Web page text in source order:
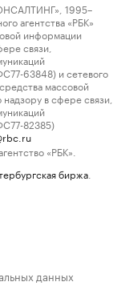
1995–
агентства «РБК»
информации
связи,
63848) и сетевого
массовой
в сфере связи,
82385)
«РБК».
биржа
данных